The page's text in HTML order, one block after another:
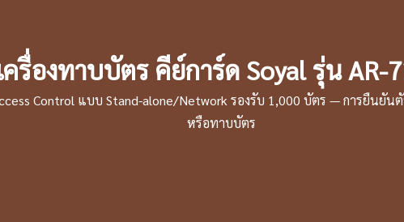
ครื่องทาบบัตร คีย์การ์ด Soyal รุ่น AR-
Control แบบ Stand-alone/Network รองรับ 1,000 บัตร — การยืนยั
หรือทาบบัตร